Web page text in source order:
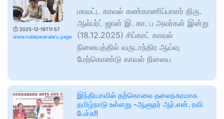
🕑 2025-12-19T11:57
www.nalaiyavaralaru.page
மாவட்ட காவல் கண்காணிப்பாளர் திரு.
ஆல்பர்ட் ஜான் இ. கா. ப அவர்கள் இன்று
(18.12.2025) சிப்காட் காவல்
நிலையத்தில் வருடாந்திர ஆய்வு
மேற்கொண்டு காவல் நிலைய
இந்தியாவில் தற்கொலை தலைநகரமாக
தமிழ்நாடு உள்ளது -ஆளுநர் ஆர்.என். ரவி
பேச்சு!!